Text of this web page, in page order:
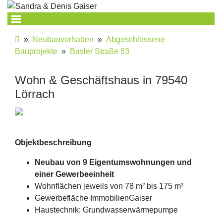
» Neubauvorhaben » Abgeschlossene
Bauprojekte » Basler Straße 83
Wohn & Geschäftshaus in 79540
Lörrach
Objektbeschreibung
Neubau von 9 Eigentumswohnungen und
einer Gewerbeeinheit
Wohnflächen jeweils von 78 m² bis 175 m²
Gewerbefläche ImmobilienGaiser
Haustechnik: Grundwasserwärmepumpe